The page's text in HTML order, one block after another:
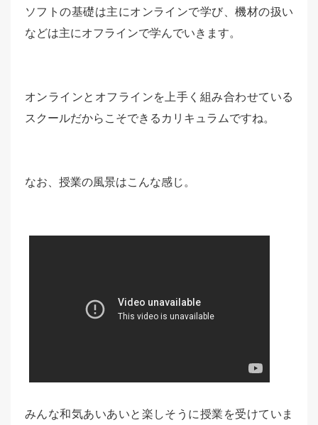
ソフトの基礎は主にオンラインで学び、機材の扱い
などは主にオフラインで学んでいきます。
オンラインとオフラインを上手く組み合わせている
スクールだからこそできるカリキュラムですね。
なお、授業の風景はこんな感じ。
みんな和気あいあいと楽しそうに授業を受けていま